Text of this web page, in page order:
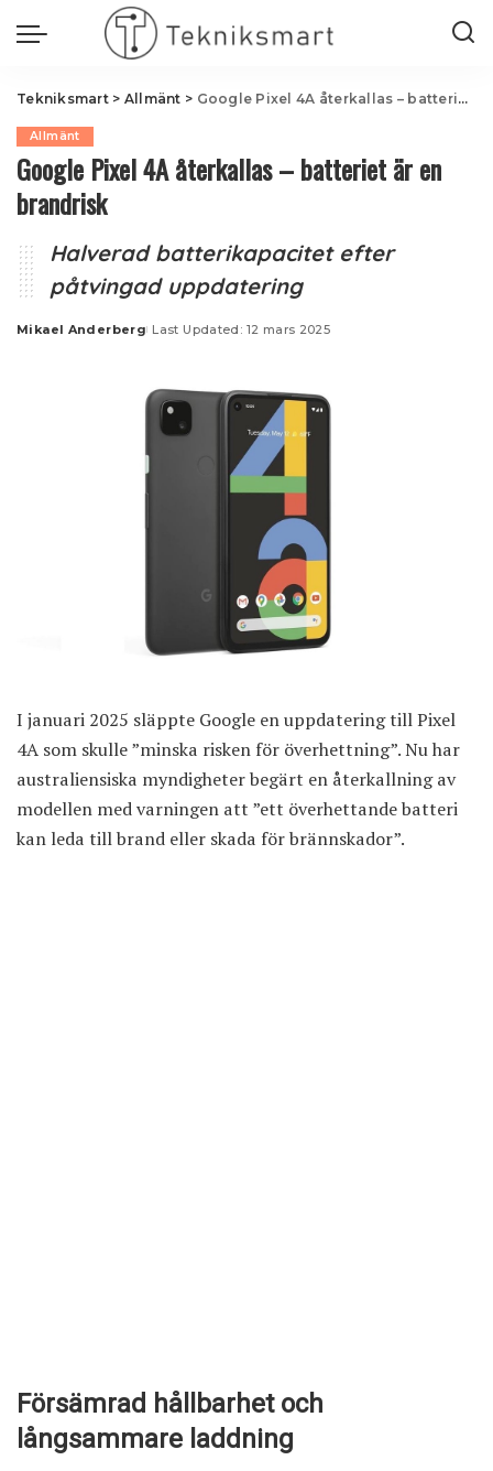
Tekniksmart> Allmänt > Google Pixel 4A återkallas – batteriet är en brandrisk
Allmänt
Google Pixel 4A återkallas – batteriet är en
brandrisk
Halverad batterikapacitet efter
påtvingad uppdatering
Posted
Mikael Anderberg Last Updated: 12 mars 2025
I januari 2025 släppte Google en uppdatering till Pixel
4A som skulle ”minska risken för överhettning”. Nu har
australiensiska myndigheter begärt en återkallning av
modellen med varningen att ”ett överhettande batteri
kan leda till brand eller skada för brännskador”.
Försämrad hållbarhet och
långsammare laddning